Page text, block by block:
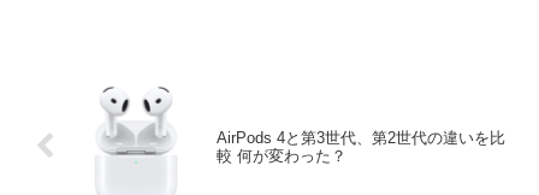
AirPods 4と第3世代、第2世代の違いを比
較 何が変わった？